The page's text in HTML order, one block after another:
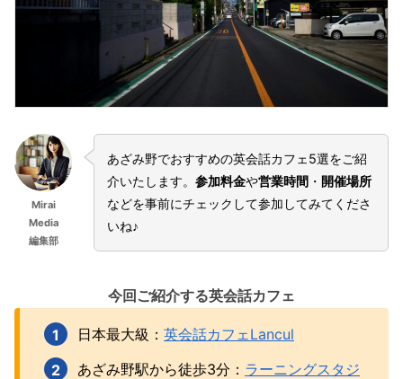
Mirai
Media
編集部
あざみ野でおすすめの英会話カフェ5選をご紹
介いたします。参加料金や営業時間 ・ 開催場所
などを事前にチェックして参加してみてくださ
いね♪
今回ご紹介する英会話カフェ
日本最大級： 英会話カフェLancul
あざみ野駅から徒歩3分： ラーニングスタジ